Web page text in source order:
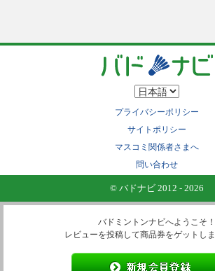
プライバシーポリシー
サイトポリシー
マスコミ関係者さまへ
問い合わせ
© バドナビ 2012 - 2026
バドミントンナビへようこそ！
レビューを投稿して商品券をゲットし